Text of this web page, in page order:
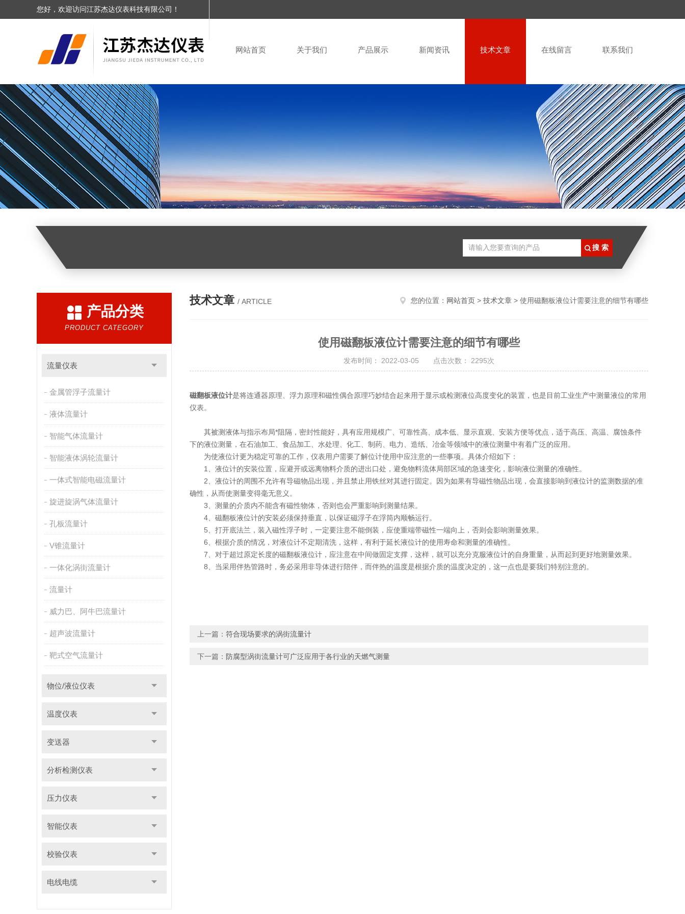
您好，欢迎访问江苏杰达仪表科技有限公司！
网站首页 关于我们 产品展示 新闻资讯 技术文章 在线留言 联系我们
产品分类
PRODUCT CATEGORY
流量仪表
金属管浮子流量计
液体流量计
智能气体流量计
智能液体涡轮流量计
一体式智能电磁流量计
旋进旋涡气体流量计
孔板流量计
V锥流量计
一体化涡街流量计
流量计
威力巴、阿牛巴流量计
超声波流量计
靶式空气流量计
物位/液位仪表
温度仪表
变送器
分析检测仪表
压力仪表
智能仪表
校验仪表
电线电缆
技术文章 / ARTICLE 您的位置： 网站首页 > 技术文章 > 使用磁翻板液位计需要注意的细节有哪些
使用磁翻板液位计需要注意的细节有哪些
发布时间： 2022-03-05 点击次数： 2295次
磁翻板液位计是将连通器原理、浮力原理和磁性偶合原理巧妙结合起来用于显示或检测液位高度变化的装置，也是目前工业生产中测量液位的常用
仪表。
其被测液体与指示布局*阻隔，密封性能好，具有应用规模广、可靠性高、成本低、显示直观、安装方便等优点，适于高压、高温、腐蚀条件
下的液位测量，在石油加工、食品加工、水处理、化工、制药、电力、造纸、冶金等领域中的液位测量中有着广泛的应用。
为使液位计更为稳定可靠的工作，仪表用户需要了解位计使用中应注意的一些事项。具体介绍如下：
1、液位计的安装位置，应避开或远离物料介质的进出口处，避免物料流体局部区域的急速变化，影响液位测量的准确性。
2、液位计的周围不允许有导磁物品出现，并且禁止用铁丝对其进行固定。因为如果有导磁性物品出现，会直接影响到液位计的监测数据的准
确性，从而使测量变得毫无意义。
3、测量的介质内不能含有磁性物体，否则也会严重影响到测量结果。
4、磁翻板液位计的安装必须保持垂直，以保证磁浮子在浮筒内顺畅运行。
5、打开底法兰，装入磁性浮子时，一定要注意不能倒装，应使重端带磁性一端向上，否则会影响测量效果。
6、根据介质的情况，对液位计不定期清洗，这样，有利于延长液位计的使用寿命和测量的准确性。
7、对于超过原定长度的磁翻板液位计，应注意在中间做固定支撑，这样，就可以充分克服液位计的自身重量，从而起到更好地测量效果。
8、当采用伴热管路时，务必采用非导体进行陪伴，而伴热的温度是根据介质的温度决定的，这一点也是要我们特别注意的。
上一篇： 符合现场要求的涡街流量计
下一篇： 防腐型涡街流量计可广泛应用于各行业的天燃气测量